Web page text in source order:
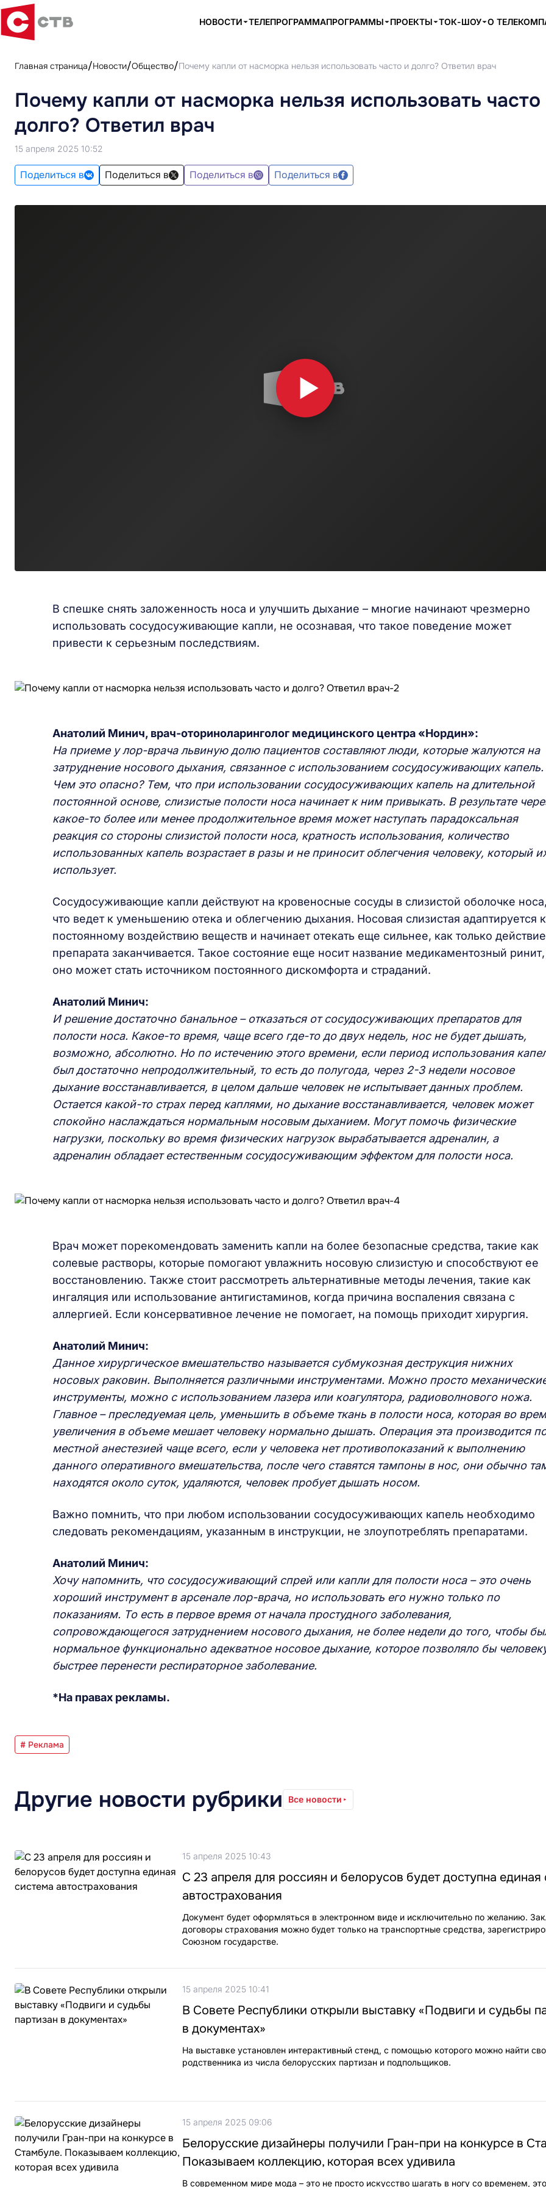
НОВОСТИ ТЕЛЕПРОГРАММАПРОГРАММЫ ПРОЕКТЫ ТОК-ШОУ О
Главная страница Новости Общество Почему капли от насморка нельзя использовать часто и долго? Ответил врач
Почему капли от насморка нельзя использовать часто
долго? Ответил врач
15 апреля 2025 10:52
Поделиться в Поделиться в Поделиться в Поделиться в
В спешке снять заложенность носа и улучшить дыхание – многие начинают чрезмерно
использовать сосудосуживающие капли, не осознавая, что такое поведение может
привести к серьезным последствиям.
Анатолий Минич, врач-оториноларинголог медицинского центра «Нордин»:
На приеме у лор-врача львиную долю пациентов составляют люди, которые жалуются на
затруднение носового дыхания, связанное с использованием сосудосуживающих капель.
Чем это опасно? Тем, что при использовании сосудосуживающих капель на длительной
постоянной основе, слизистые полости носа начинает к ним привыкать. В результате
какое-то более или менее продолжительное время может наступать парадоксальная
реакция со стороны слизистой полости носа, кратность использования, количество
использованных капель возрастает в разы и не приносит облегчения человеку, который
использует.
Сосудосуживающие капли действуют на кровеносные сосуды в слизистой оболочке носа,
что ведет к уменьшению отека и облегчению дыхания. Носовая слизистая адаптируется к
постоянному воздействию веществ и начинает отекать еще сильнее, как только действие
препарата заканчивается. Такое состояние еще носит название медикаментозный ринит,
оно может стать источником постоянного дискомфорта и страданий.
Анатолий Минич:
И решение достаточно банальное – отказаться от сосудосуживающих препаратов для
полости носа. Какое-то время, чаще всего где-то до двух недель, нос не будет дышать,
возможно, абсолютно. Но по истечению этого времени, если период использования
был достаточно непродолжительный, то есть до полугода, через 2-3 недели носовое
дыхание восстанавливается, в целом дальше человек не испытывает данных проблем.
Остается какой-то страх перед каплями, но дыхание восстанавливается, человек может
спокойно наслаждаться нормальным носовым дыханием. Могут помочь физические
нагрузки, поскольку во время физических нагрузок вырабатывается адреналин, а
адреналин обладает естественным сосудосуживающим эффектом для полости носа.
Врач может порекомендовать заменить капли на более безопасные средства, такие как
солевые растворы, которые помогают увлажнить носовую слизистую и способствуют ее
восстановлению. Также стоит рассмотреть альтернативные методы лечения, такие как
ингаляция или использование антигистаминов, когда причина воспаления связана с
аллергией. Если консервативное лечение не помогает, на помощь приходит хирургия.
Анатолий Минич:
Данное хирургическое вмешательство называется субмукозная деструкция нижних
носовых раковин. Выполняется различными инструментами. Можно просто
инструменты, можно с использованием лазера или коагулятора, радиоволнового ножа.
Главное – преследуемая цель, уменьшить в объеме ткань в полости носа, которая во
увеличения в объеме мешает человеку нормально дышать. Операция эта производится
местной анестезией чаще всего, если у человека нет противопоказаний к выполнению
данного оперативного вмешательства, после чего ставятся тампоны в нос, они обычно
находятся около суток, удаляются, человек пробует дышать носом.
Важно помнить, что при любом использовании сосудосуживающих капель необходимо
следовать рекомендациям, указанным в инструкции, не злоупотреблять препаратами.
Анатолий Минич:
Хочу напомнить, что сосудосуживающий спрей или капли для полости носа – это очень
хороший инструмент в арсенале лор-врача, но использовать его нужно только по
показаниям. То есть в первое время от начала простудного заболевания,
сопровождающегося затруднением носового дыхания, не более недели до того, чтобы
нормальное функционально адекватное носовое дыхание, которое позволяло бы
быстрее перенести респираторное заболевание.
*На правах рекламы.
# Реклама
Другие новости рубрики Все новости
15 апреля 2025 10:43
С 23 апреля для россиян и белорусов будет доступна единая
автострахования
Документ будет оформляться в электронном виде и исключительно по желанию.
договоры страхования можно будет только на транспортные средства,
Союзном государстве.
15 апреля 2025 10:41
В Совете Республики открыли выставку «Подвиги и судьбы
в документах»
На выставке установлен интерактивный стенд, с помощью которого можно найти
родственника из числа белорусских партизан и подпольщиков.
15 апреля 2025 09:06
Белорусские дизайнеры получили Гран-при на конкурсе в
Показываем коллекцию, которая всех удивила
В современном мире мода – это не просто искусство шагать в ногу со временем,